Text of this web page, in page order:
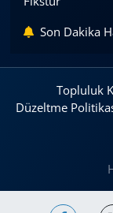
Son Dakika
Topluluk
Düzeltme